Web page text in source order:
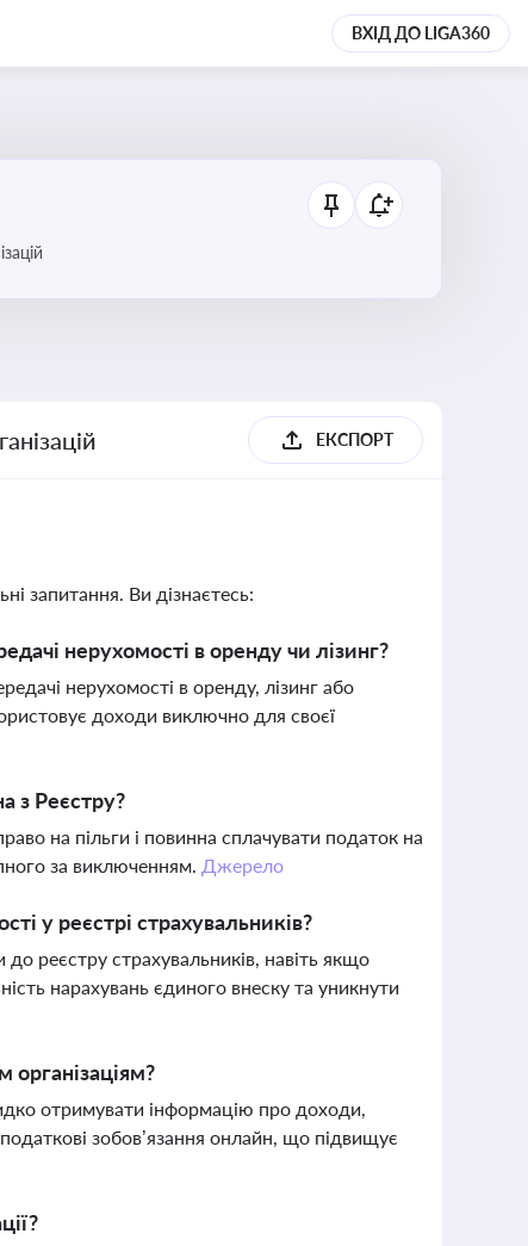
ВХІД ДО LIGA360
ЕКСПОРТ
запитання. Ви дізнаєтесь:
нерухомості в оренду чи лізинг?
нерухомості в оренду, лізинг або
доходи виключно для своєї
з Реєстру?
на пільги і повинна сплачувати податок на
за виключенням. Джерело
у реєстрі страхувальників?
реєстру страхувальників, навіть якщо
нарахувань єдиного внеску та уникнути
отримувати інформацію про доходи,
зобов’язання онлайн, що підвищує